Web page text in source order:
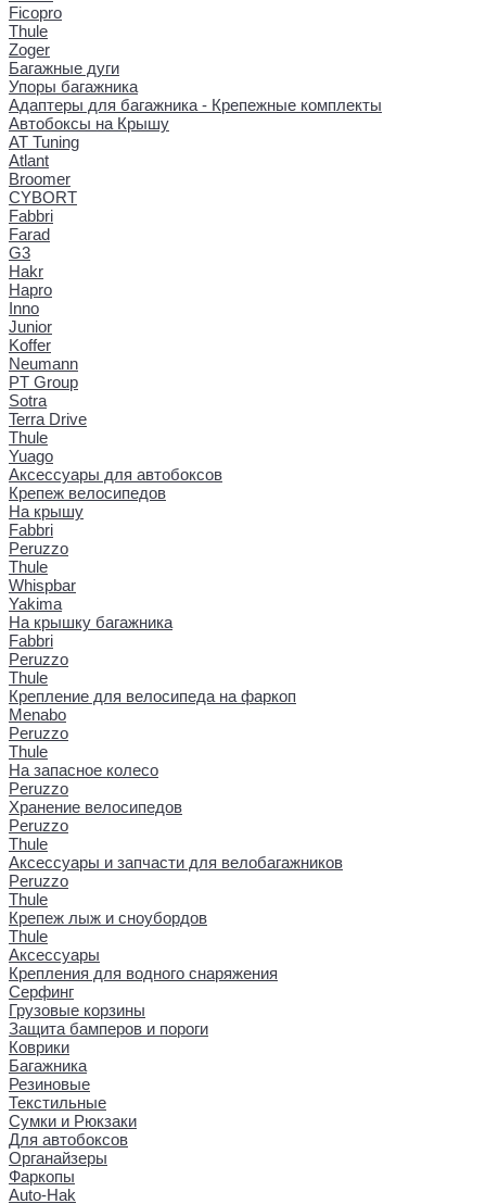
Ficopro
Thule
Zoger
Багажные дуги
Упоры багажника
Адаптеры для багажника - Крепежные комплекты
Автобоксы на Крышу
AT Tuning
Atlant
Broomer
CYBORT
Fabbri
Farad
G3
Hakr
Hapro
Inno
Junior
Koffer
Neumann
PT Group
Sotra
Terra Drive
Thule
Yuago
Аксессуары для автобоксов
Крепеж велосипедов
На крышу
Fabbri
Peruzzo
Thule
Whispbar
Yakima
На крышку багажника
Fabbri
Peruzzo
Thule
Крепление для велосипеда на фаркоп
Menabo
Peruzzo
Thule
На запасное колесо
Peruzzo
Хранение велосипедов
Peruzzo
Thule
Аксессуары и запчасти для велобагажников
Peruzzo
Thule
Крепеж лыж и сноубордов
Thule
Аксессуары
Крепления для водного снаряжения
Серфинг
Грузовые корзины
Защита бамперов и пороги
Коврики
Багажника
Резиновые
Текстильные
Сумки и Рюкзаки
Для автобоксов
Органайзеры
Фаркопы
Auto-Hak